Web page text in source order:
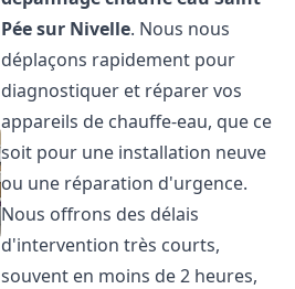
Pée sur Nivelle. Nous nous
déplaçons rapidement pour
diagnostiquer et réparer vos
appareils de chauffe-eau, que ce
soit pour une installation neuve
ou une réparation d'urgence.
Nous offrons des délais
d'intervention très courts,
souvent en moins de 2 heures,